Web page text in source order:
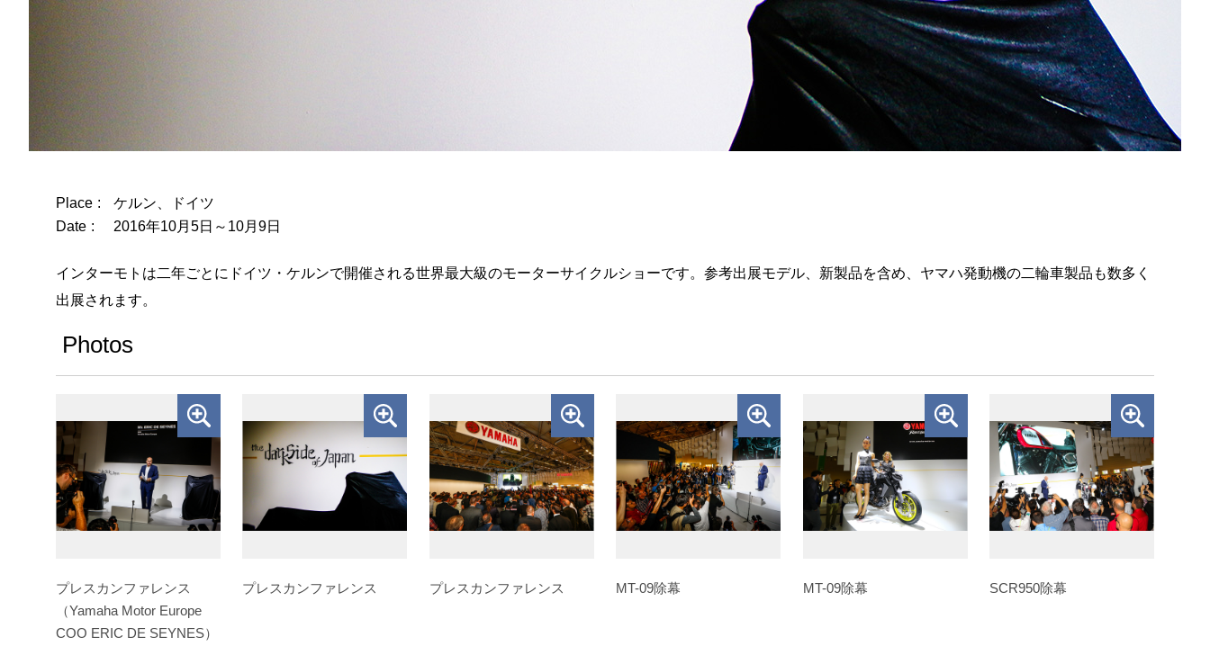
Place
ケルン、ドイツ
Date
2016年10月5日～10月9日
インターモトは二年ごとにドイツ・ケルンで開催される世界最大級のモーターサイクルショーです。参考出展モデル、新製品を含め、ヤマハ発動機の二輪車製品も数多く
出展されます。
Photos
プレスカンファレンス
（Yamaha Motor Europe
COO ERIC DE SEYNES）
プレスカンファレンス プレスカンファレンス MT-09除幕 MT-09除幕 SCR950除幕